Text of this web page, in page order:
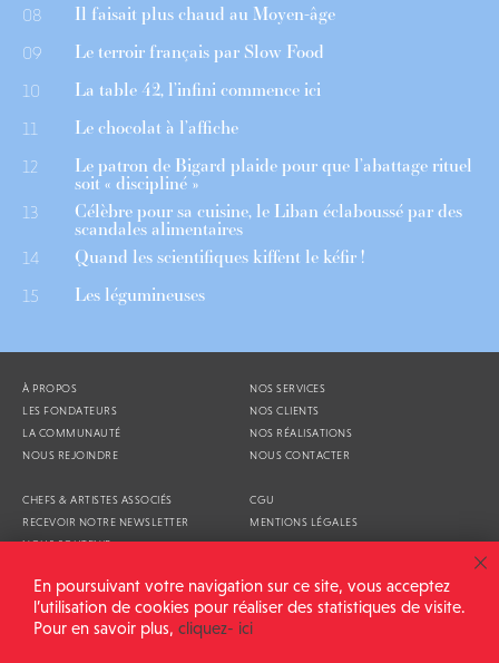
08 Il faisait plus chaud au Moyen-âge
09 Le terroir français par Slow Food
10 La table 42, l’infini commence ici
11 Le chocolat à l’affiche
12 Le patron de Bigard plaide pour que l’abattage rituel
soit « discipliné »
13 Célèbre pour sa cuisine, le Liban éclaboussé par des
scandales alimentaires
14 Quand les scientifiques kiffent le kéfir !
15 Les légumineuses
À PROPOS
LES FONDATEURS
LA COMMUNAUTÉ
NOUS REJOINDRE
NOS SERVICES
NOS CLIENTS
NOS RÉALISATIONS
NOUS CONTACTER
CHEFS & ARTISTES ASSOCIÉS
RECEVOIR NOTRE NEWSLETTER
NOUS SOUTENIR
CGU
MENTIONS LÉGALES
ALIMENTATION GÉNÉRALE © 2026
En poursuivant votre navigation sur ce site, vous acceptez
l’utilisation de cookies pour réaliser des statistiques de visite.
Pour en savoir plus, cliquez- ici